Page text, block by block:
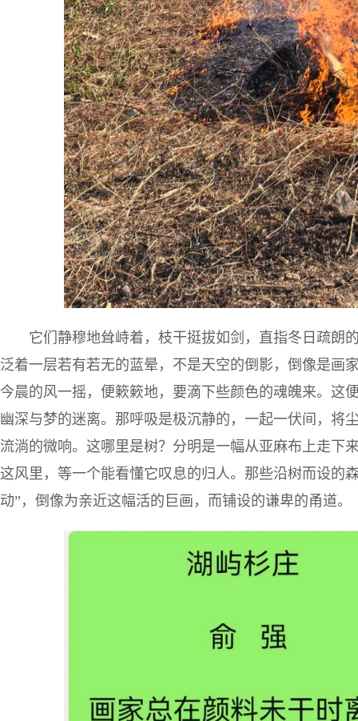
它们静穆地耸峙着，枝干挺拔如剑，直指冬日疏朗
泛着一层若有若无的蓝晕，不是天空的倒影，倒像是画
今晨的风一摇，便簌簌地，要滴下些颜色的魂魄来。这
幽深与梦的迷离。那呼吸是极沉静的，一起一伏间，将
流淌的微响。这哪里是树？分明是一幅从亚麻布上走下
这风里，等一个能看懂它叹息的归人。那些沿树而设的
动”，倒像为亲近这幅活的巨画，而铺设的谦卑的甬道。